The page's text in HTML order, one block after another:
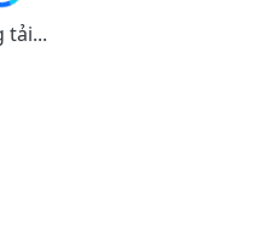
tải...